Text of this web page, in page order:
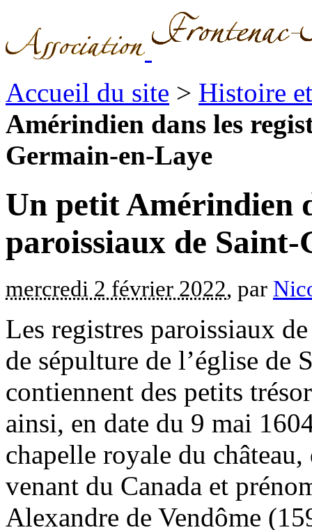
Accueil du site > Histoire
Amérindien dans les
Germain-en-Laye
Un petit Amérindien
paroissiaux de
mercredi 2 février 2022, par
Les registres paroissiaux
de sépulture de l’église de
contiennent des petits
ainsi, en date du 9 mai
chapelle royale du
venant du Canada et
Alexandre de Vendôme